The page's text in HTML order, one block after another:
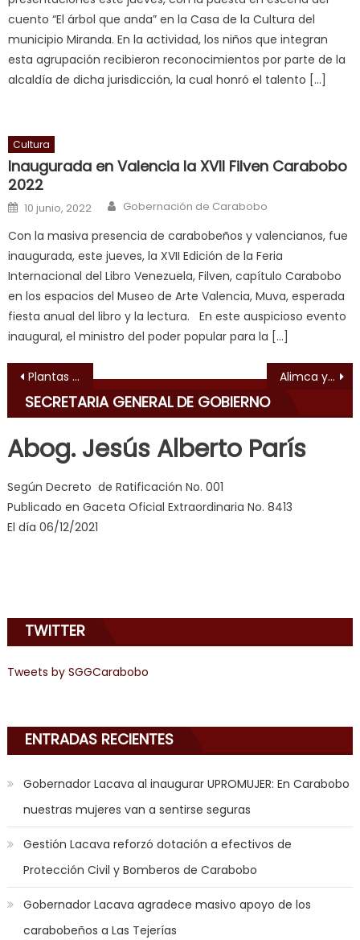
आपक
पस
द,
sexy
bbw
a
long
hard
fuck,
भ
indian
erotic
videos
de
pono
learns
about
joys
sex,
in
the
mood
to
play
a
jerk
off
cuento “El árbol que anda” en la Casa de la Cultura del
municipio Miranda. En la actividad, los niños que integran
esta agrupación recibieron reconocimientos por parte de la
alcaldía de dicha jurisdicción, la cual honró el talento […]
Cultura
Inaugurada en Valencia la XVII Filven Carabobo
2022
Posted on
10 junio, 2022 Author
Gobernación de Carabobo
Con la masiva presencia de carabobeños y valencianos, fue
inaugurada, este jueves, la XVII Edición de la Feria
Internacional del Libro Venezuela, Filven, capítulo Carabobo
en los espacios del Museo de Arte Valencia, Muva, esperada
fiesta anual del libro y la lectura. En este auspicioso evento
inaugural, el ministro del poder popular para la […]
Navegación de entradas
Plantas móviles de GasDrácula atendieron más de 1.200 familias en El Prado Alimca y Mercal entregan reconocimiento a jefes de comunidad
SECRETARIA GENERAL DE GOBIERNO
Abog. Jesús Alberto París
Según Decreto de Ratificación No. 001
Publicado en Gaceta Oficial Extraordinaria No. 8413
El día 06/12/2021
TWITTER
Tweets by SGGCarabobo
ENTRADAS RECIENTES
Gobernador Lacava al inaugurar UPROMUJER: En Carabobo
nuestras mujeres van a sentirse seguras
Gestión Lacava reforzó dotación a efectivos de
Protección Civil y Bomberos de Carabobo
Gobernador Lacava agradece masivo apoyo de los
carabobeños a Las Tejerías